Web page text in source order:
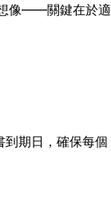
像——關鍵在於適
到期日，確保每個